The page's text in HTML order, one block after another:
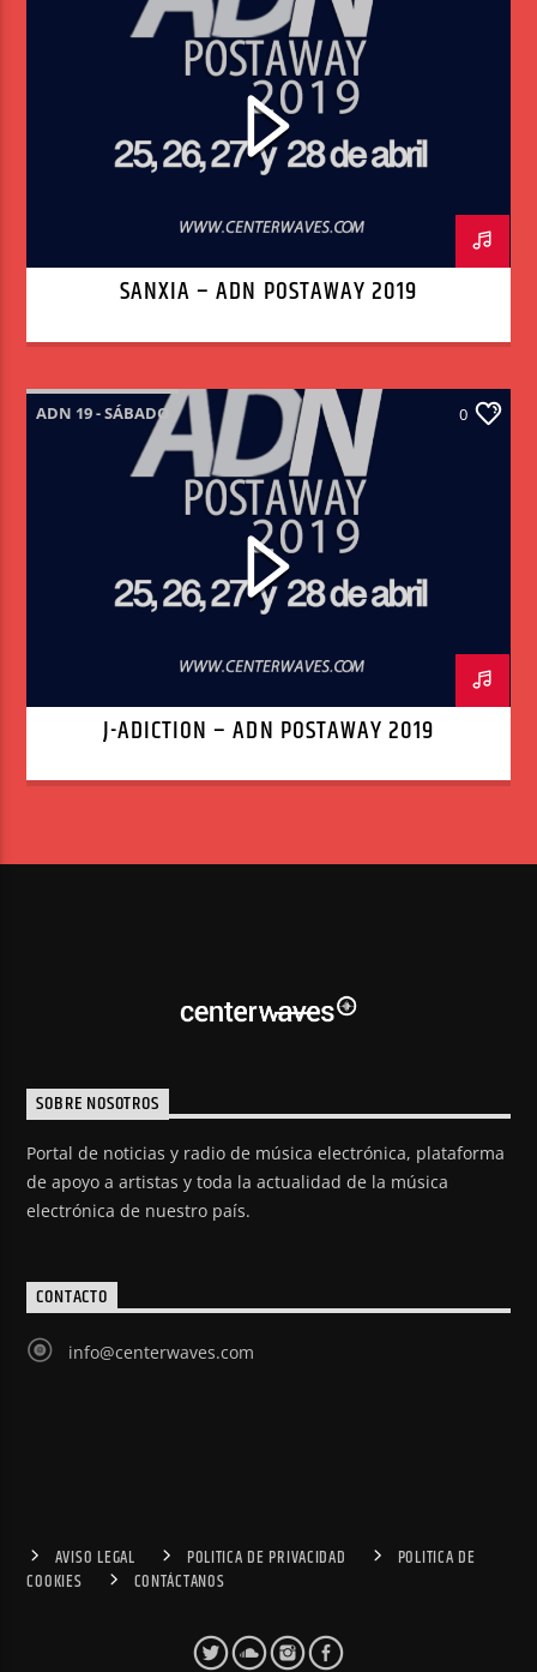
SANXIA – ADN POSTAWAY 2019
ADN 19 - SÁBADO 0
J-ADICTION – ADN POSTAWAY 2019
SOBRE NOSOTROS
Portal de noticias y radio de música electrónica, plataforma
de apoyo a artistas y toda la actualidad de la música
electrónica de nuestro país.
CONTACTO
info@centerwaves.com
AVISO LEGAL POLITICA DE PRIVACIDAD
POLITICA DE
COOKIES
CONTÁCTANOS